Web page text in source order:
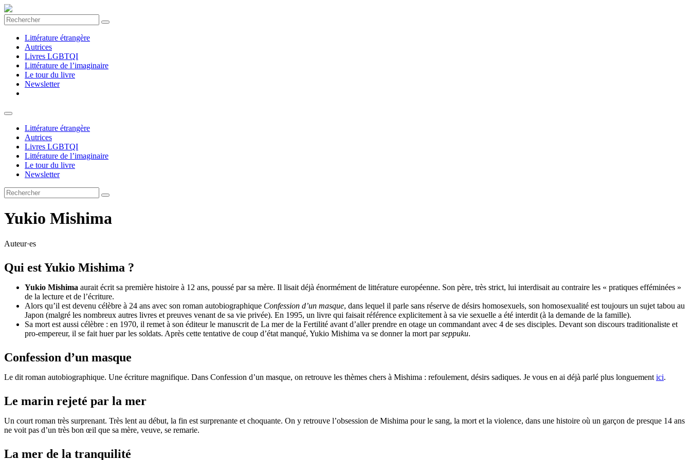
Rechercher
Littérature étrangère
Autrices
Livres LGBTQI
Littérature de l’imaginaire
Le tour du livre
Newsletter
Littérature étrangère
Autrices
Livres LGBTQI
Littérature de l’imaginaire
Le tour du livre
Newsletter
Rechercher
Yukio Mishima
Auteur·es
Qui est Yukio Mishima ?
Yukio Mishima aurait écrit sa première histoire à 12 ans, poussé par sa mère. Il lisait déjà énormément de littérature européenne. Son père, très strict, lui interdisait au contraire les « pratiques efféminées »
de la lecture et de l’écriture.
Alors qu’il est devenu célèbre à 24 ans avec son roman autobiographique Confession d’un masque, dans lequel il parle sans réserve de désirs homosexuels, son homosexualité est toujours un sujet tabou au
Japon (malgré les nombreux autres livres et preuves venant de sa vie privée). En 1995, un livre qui faisait référence explicitement à sa vie sexuelle a été interdit (à la demande de la famille).
Sa mort est aussi célèbre : en 1970, il remet à son éditeur le manuscrit de La mer de la Fertilité avant d’aller prendre en otage un commandant avec 4 de ses disciples. Devant son discours traditionaliste et
pro-empereur, il se fait huer par les soldats. Après cette tentative de coup d’état manqué, Yukio Mishima va se donner la mort parseppuku.
Confession d’un masque
Le dit roman autobiographique. Une écriture magnifique. Dans Confession d’un masque, on retrouve les thèmes chers à Mishima : refoulement, désirs sadiques. Je vous en ai déjà parlé plus longuement ici.
Le marin rejeté par la mer
Un court roman très surprenant. Très lent au début, la fin est surprenante et choquante. On y retrouve l’obsession de Mishima pour le sang, la mort et la violence, dans une histoire où un garçon de presque 14 ans
ne voit pas d’un très bon œil que sa mère, veuve, se remarie.
La mer de la tranquilité